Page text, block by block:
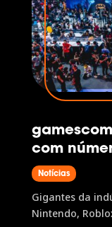
com
Notícias
Gigantes da
Nintendo,